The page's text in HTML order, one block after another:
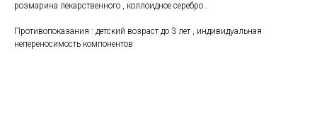
розмарина лекарственного , коллоидное серебро .
Противопоказания : детский возраст до 3 лет , индивидуальная
непереносимость компонентов